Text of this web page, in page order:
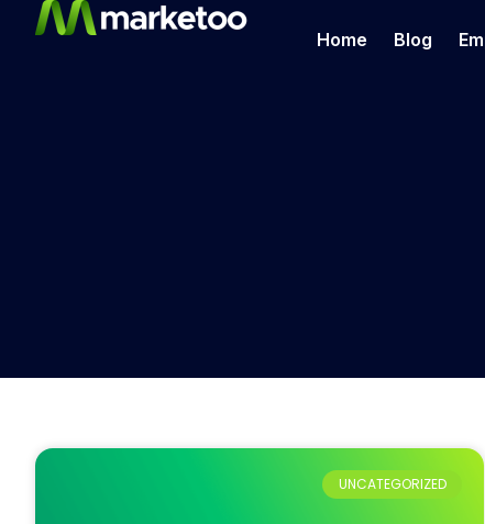
Home Blog
UNCATEGORIZED